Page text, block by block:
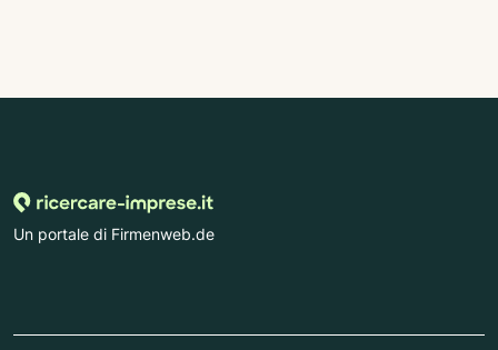
Un portale di Firmenweb.de